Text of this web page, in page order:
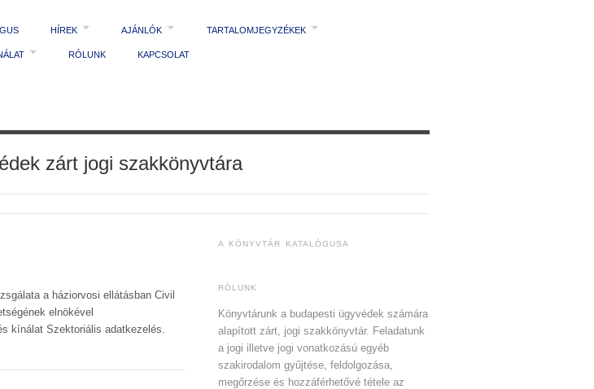
HÍREK AJÁNLÓK TARTALOMJEGYZÉKEK
RÓLUNK KAPCSOLAT
zárt jogi szakkönyvtára
a háziorvosi ellátásban Civil
elnökével
kínálat Szektoriális adatkezelés.
A KÖNYVTÁR KATALÓGUSA
RÓLUNK
Könyvtárunk a budapesti ügyvédek számára
alapított zárt, jogi szakkönyvtár. Feladatunk
a jogi illetve jogi vonatkozású egyéb
szakirodalom gyűjtése, feldolgozása,
megőrzése és hozzáférhetővé tétele az